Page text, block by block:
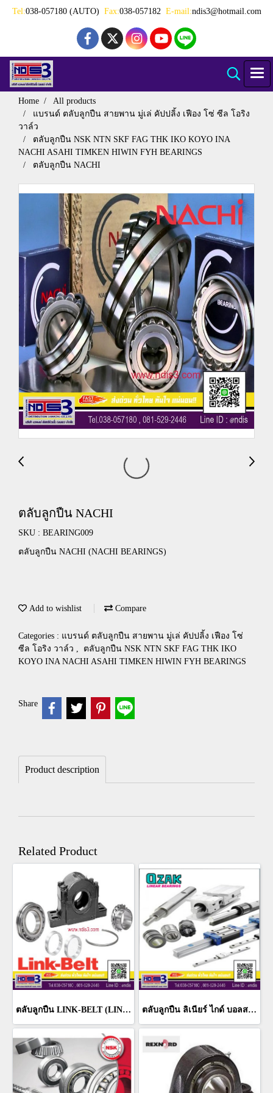
Tel:038-057180 (AUTO) Fax:038-057182 E-mail:ndis3@hotmail.com
Home
All products
แบรนด์ ตลับลูกปืน สายพาน มู่เล่ คัปปลิ้ง เฟือง โซ่ ซีล โอริง
วาล์ว
ตลับลูกปืน NSK NTN SKF FAG THK IKO KOYO INA
NACHI ASAHI TIMKEN HIWIN FYH BEARINGS
ตลับลูกปืน NACHI
ตลับลูกปืน NACHI
SKU : BEARING009
ตลับลูกปืน NACHI (NACHI BEARINGS)
Add to wishlist Compare
Categories : แบรนด์ ตลับลูกปืน สายพาน มู่เล่ คัปปลิ้ง เฟือง โซ่
ซีล โอริง วาล์ว ,
ตลับลูกปืน NSK NTN SKF FAG THK IKO
KOYO INA NACHI ASAHI TIMKEN HIWIN FYH BEARINGS
Share
Product description
Related Product
ตลับลูกปืน LINK-BELT (LINK BELT BEARING) ตลับลูกปืน ลิเนียร์ ไกด์ บอลสกรู OZAK (OZAK BEARING LINEAR GUIDE & BALL SCREW)